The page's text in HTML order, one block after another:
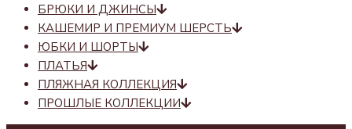
БРЮКИ И ДЖИНСЫ
КАШЕМИР И ПРЕМИУМ ШЕРСТЬ
ЮБКИ И ШОРТЫ
ПЛАТЬЯ
ПЛЯЖНАЯ КОЛЛЕКЦИЯ
ПРОШЛЫЕ КОЛЛЕКЦИИ